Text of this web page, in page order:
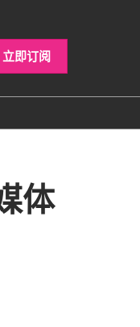
立即订阅
体